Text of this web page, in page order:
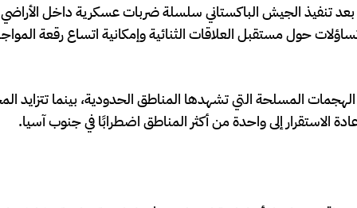
تنفيذ الجيش الباكستاني سلسلة ضربات عسكرية داخل الأراضي
حول مستقبل العلاقات الثنائية وإمكانية اتساع رقعة
المسلحة التي تشهدها المناطق الحدودية، بينما تتزايد
الاستقرار إلى واحدة من أكثر المناطق اضطرابًا في جنوب آسيا.